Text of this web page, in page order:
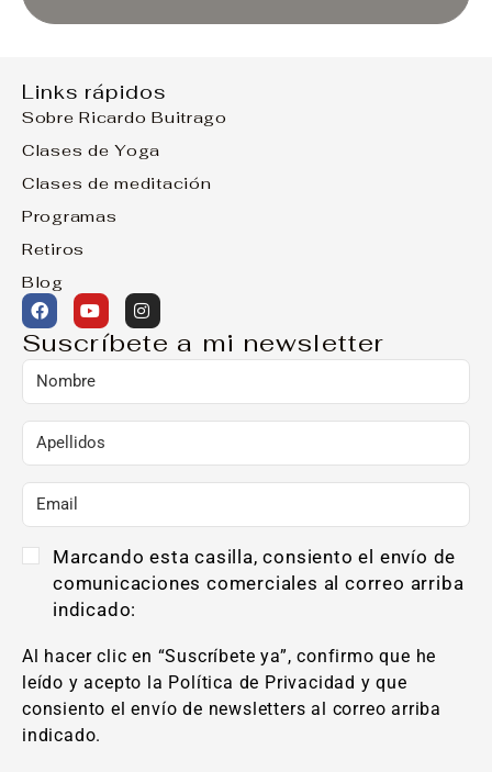
ROTACIÓN INTERNA Y EXTERNA DE
Practicamos movimientos de rotación interna
y externa para la cadera. Imprescindibles para
la práctica correcta y sin dolor en muchas de
las posturas de yoga,
34 minutos
Estilos:Hatha Movimiento
Yoga
Objetivos:Caderas,Espalda,Estiramientos,
Flexibilidad
Si estás muy mental o atravesando cambios
en tu vida, conecta con el cuerpo a través de
la respiración y el movimiento. Serie fabulosa
Intermedio
33 minutos
Estilos: